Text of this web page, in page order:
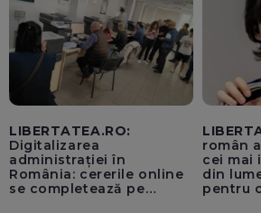
LIBERTATEA.RO:
Digitalizarea
administrației în
România: cererile online
se completează pe
român
cei mai
din
pentru